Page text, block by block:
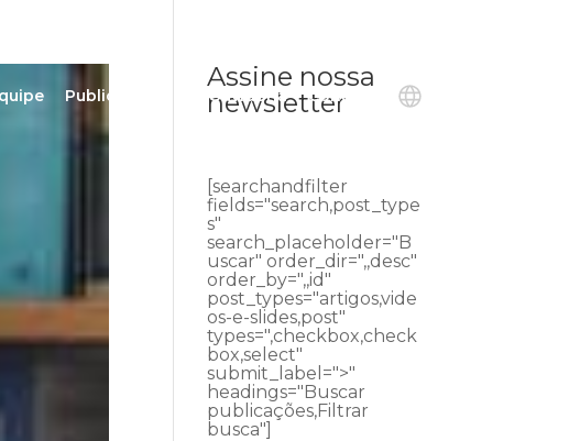
Publicações Ouvidoria Contato
Assine nossa
newsletter
[searchandfilter
fields="search,post_type
s"
search_placeholder="B
uscar" order_dir=",,desc"
order_by=",,id"
post_types="artigos,vide
os-e-slides,post"
types=",checkbox,check
box,select"
submit_label=">"
headings="Buscar
publicações,Filtrar
busca"]